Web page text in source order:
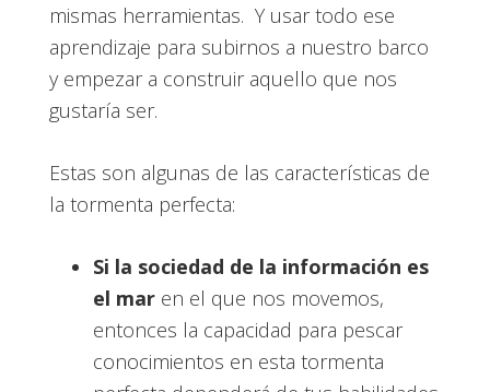
mismas herramientas. Y usar todo ese
aprendizaje para subirnos a nuestro barco
y empezar a construir aquello que nos
gustaría ser.
Estas son algunas de las características de
la tormenta perfecta:
Si la sociedad de la información es
el maren el que nos movemos,
entonces la capacidad para pescar
conocimientos en esta tormenta